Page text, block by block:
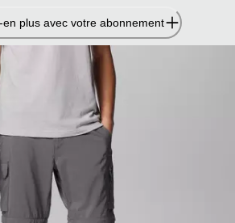
en plus avec votre abonnement